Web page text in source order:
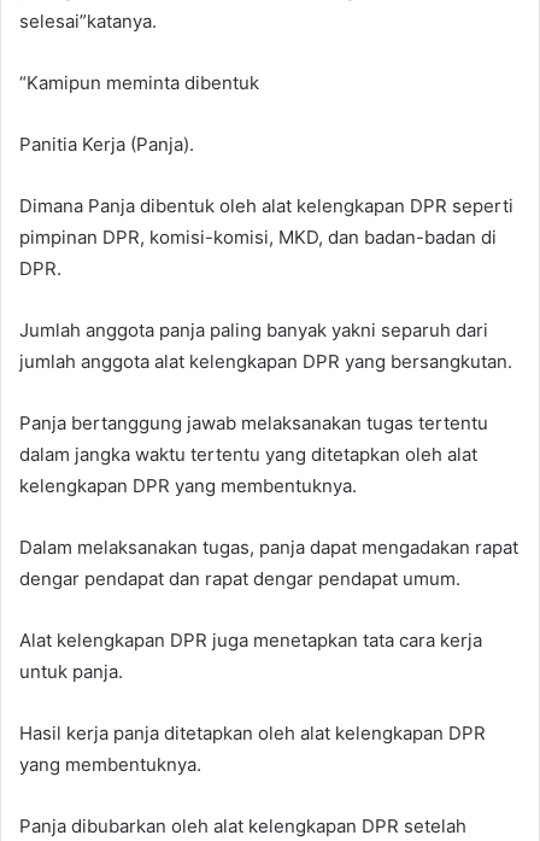
selesai”katanya.
“Kamipun meminta dibentuk
Panitia Kerja (Panja).
Dimana Panja dibentuk oleh alat kelengkapan DPR seperti
pimpinan DPR, komisi-komisi, MKD, dan badan-badan di
DPR.
Jumlah anggota panja paling banyak yakni separuh dari
jumlah anggota alat kelengkapan DPR yang bersangkutan.
Panja bertanggung jawab melaksanakan tugas tertentu
dalam jangka waktu tertentu yang ditetapkan oleh alat
kelengkapan DPR yang membentuknya.
Dalam melaksanakan tugas, panja dapat mengadakan rapat
dengar pendapat dan rapat dengar pendapat umum.
Alat kelengkapan DPR juga menetapkan tata cara kerja
untuk panja.
Hasil kerja panja ditetapkan oleh alat kelengkapan DPR
yang membentuknya.
Panja dibubarkan oleh alat kelengkapan DPR setelah